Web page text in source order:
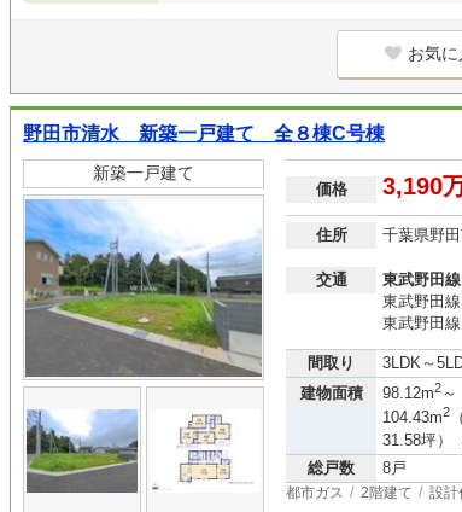
お気
野田市清水 新築一戸建て 全８棟C号棟
新築一戸建て
価格 3,190
住所 千葉県野
交通
東武野田
東武野田
東武野田
間取り
3LDK～
建物面積
98.12m2～
104.43m2
31.58坪）
総戸数
8戸
都市ガス 2階建て 設計